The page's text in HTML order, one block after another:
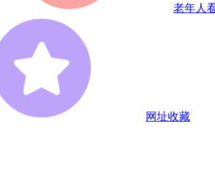
老年人
网址收藏